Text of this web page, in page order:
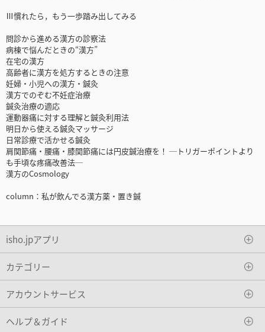
Ⅲ慣れたら，もう一歩踏み出してみる
問診から進める漢方の診察法
病棟で悩んだときの“漢方”
在宅の漢方
高齢者に漢方を処方するときの注意
妊婦・小児への漢方・鍼灸
漢方でのぞむ不妊症治療
鍼灸治療の適応
運動器痛に対する理解と鍼灸利用法
明日から使える鍼灸マッサージ
日常診療で活かせる鍼灸
肩関節痛・腰痛・膝関節痛には円皮鍼治療を！ ─トリガーポイントより
も手頃な疼痛改善法─
漢方のCosmology
column：私が飲んでる漢方薬・置き鍼
isho.jpアプリ
カテゴリー
アカウントサービス
ヘルプ＆ガイド